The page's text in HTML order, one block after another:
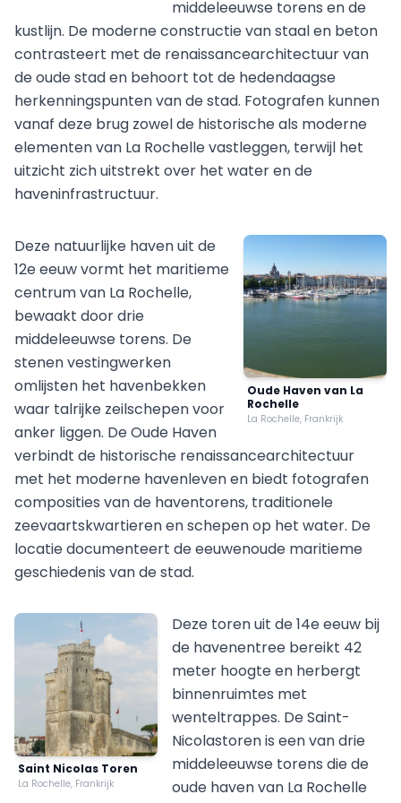
middeleeuwse torens en de
kustlijn. De moderne constructie van staal en beton
contrasteert met de renaissancearchitectuur van
de oude stad en behoort tot de hedendaagse
herkenningspunten van de stad. Fotografen kunnen
vanaf deze brug zowel de historische als moderne
elementen van La Rochelle vastleggen, terwijl het
uitzicht zich uitstrekt over het water en de
haveninfrastructuur.
Oude Haven van La
Rochelle
La Rochelle, Frankrijk
Deze natuurlijke haven uit de
12e eeuw vormt het maritieme
centrum van La Rochelle,
bewaakt door drie
middeleeuwse torens. De
stenen vestingwerken
omlijsten het havenbekken
waar talrijke zeilschepen voor
anker liggen. De Oude Haven
verbindt de historische renaissancearchitectuur
met het moderne havenleven en biedt fotografen
composities van de haventorens, traditionele
zeevaartskwartieren en schepen op het water. De
locatie documenteert de eeuwenoude maritieme
geschiedenis van de stad.
Saint Nicolas Toren
La Rochelle, Frankrijk
Deze toren uit de 14e eeuw bij
de havenentree bereikt 42
meter hoogte en herbergt
binnenruimtes met
wenteltrappes. De Saint-
Nicolastoren is een van drie
middeleeuwse torens die de
oude haven van La Rochelle